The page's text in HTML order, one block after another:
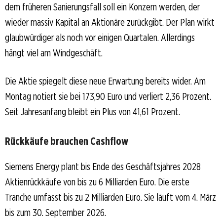
dem früheren Sanierungsfall soll ein Konzern werden, der
wieder massiv Kapital an Aktionäre zurückgibt. Der Plan wirkt
glaubwürdiger als noch vor einigen Quartalen. Allerdings
hängt viel am Windgeschäft.
Die Aktie spiegelt diese neue Erwartung bereits wider. Am
Montag notiert sie bei 173,90 Euro und verliert 2,36 Prozent.
Seit Jahresanfang bleibt ein Plus von 41,61 Prozent.
Rückkäufe brauchen Cashflow
Siemens Energy plant bis Ende des Geschäftsjahres 2028
Aktienrückkäufe von bis zu 6 Milliarden Euro. Die erste
Tranche umfasst bis zu 2 Milliarden Euro. Sie läuft vom 4. März
bis zum 30. September 2026.